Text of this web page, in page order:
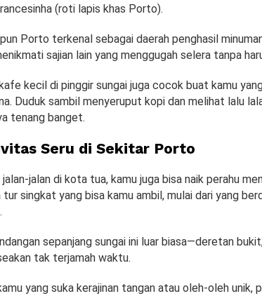
(roti lapis khas Porto).
Porto terkenal sebagai daerah penghasil
sajian lain yang menggugah selera tanpa
kecil di pinggir sungai juga cocok buat kamu
Duduk sambil menyeruput kopi dan melihat lalu
tenang banget.
Seru di Sekitar Porto
jalan-jalan di kota tua, kamu juga bisa naik perahu
tur singkat yang bisa kamu ambil, mulai dari yang
sepanjang sungai ini luar biasa—deretan
tak terjamah waktu.
yang suka kerajinan tangan atau oleh-oleh